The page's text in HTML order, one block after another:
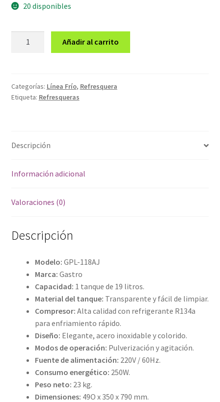
20 disponibles
Añadir al carrito
Categorías: Línea Frío, Refresquera
Etiqueta: Refresqueras
Descripción
Información adicional
Valoraciones (0)
Descripción
Modelo: GPL-118AJ
Marca: Gastro
Capacidad: 1 tanque de 19 litros.
Material del tanque: Transparente y fácil de limpiar.
Compresor: Alta calidad con refrigerante R134a
para enfriamiento rápido.
Diseño: Elegante, acero inoxidable y colorido.
Modos de operación: Pulverización y agitación.
Fuente de alimentación: 220V / 60Hz.
Consumo energético: 250W.
Peso neto: 23 kg.
Dimensiones: 49O x 350 x 790 mm.